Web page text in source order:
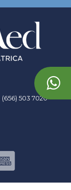
(656) 503 7020